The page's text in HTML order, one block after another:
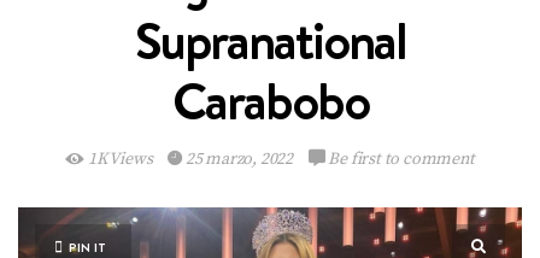
Supranational
Carabobo
1K Views 25 marzo, 2022 Be first to comment
PIN IT